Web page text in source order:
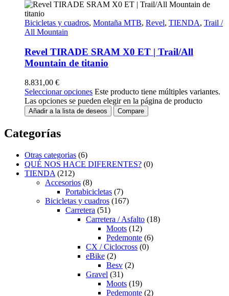
Bicicletas y cuadros, Montaña MTB, Revel, TIENDA, Trail /
All Mountain
Revel TIRADE SRAM X0 ET | Trail/All
Mountain de titanio
8.831,00 €
Seleccionar opciones Este producto tiene múltiples variantes.
Las opciones se pueden elegir en la página de producto
Añadir a la lista de deseos Compare
Categorías
Otras categorias (6)
QUÉ NOS HACE DIFERENTES? (0)
TIENDA (212)
Accesorios (8)
Portabicicletas (7)
Bicicletas y cuadros (167)
Carretera (51)
Carretera / Asfalto (18)
Moots (12)
Pedemonte (6)
CX / Ciclocross (0)
eBike (2)
Besv (2)
Gravel (31)
Moots (19)
Pedemonte (2)